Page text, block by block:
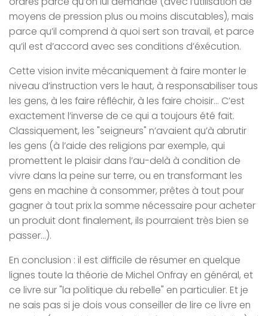
moyens de pression plus ou moins discutables), mais
parce qu’il comprend à quoi sert son travail, et parce
qu’il est d’accord avec ses conditions d’éxécution.
Cette vision invite mécaniquement à faire monter le
niveau d’instruction vers le haut, à responsabiliser tous
les gens, à les faire réfléchir, à les faire choisir… C’est
exactement l’inverse de ce qui a toujours été fait.
Classiquement, les "seigneurs" n’avaient qu’à abrutir
les gens (à l’aide des religions par exemple, qui
promettent le plaisir dans l’au-delà à condition de
vivre dans la peine sur terre, ou en transformant les
gens en machine à consommer, prêtes à tout pour
gagner à tout prix la somme nécessaire pour acheter
un produit dont finalement, ils pourraient très bien se
passer…).
En conclusion : il est difficile de résumer en quelque
lignes toute la théorie de Michel Onfray en général, et
ce livre sur "la politique du rebelle" en particulier. Et je
ne sais pas si je dois vous conseiller de lire ce livre en